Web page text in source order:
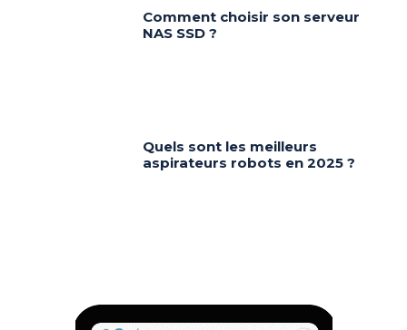
Comment choisir son serveur
NAS SSD ?
Quels sont les meilleurs
aspirateurs robots en 2025 ?